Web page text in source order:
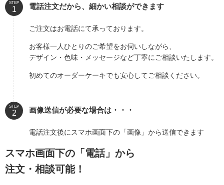
STEP 電話注文だから、細かい相談ができます
ご注文はお電話にて承っております。
お客様一人ひとりのご希望をお伺いしながら、
デザイン・色味・メッセージなど丁寧にご相談いたします。
初めてのオーダーケーキでも安心してご相談ください。
STEP 画像送信が必要な場合は・・・
電話注文後にスマホ画面下の「画像」から送信できます
スマホ画面下の「電話」から
注文・相談可能！